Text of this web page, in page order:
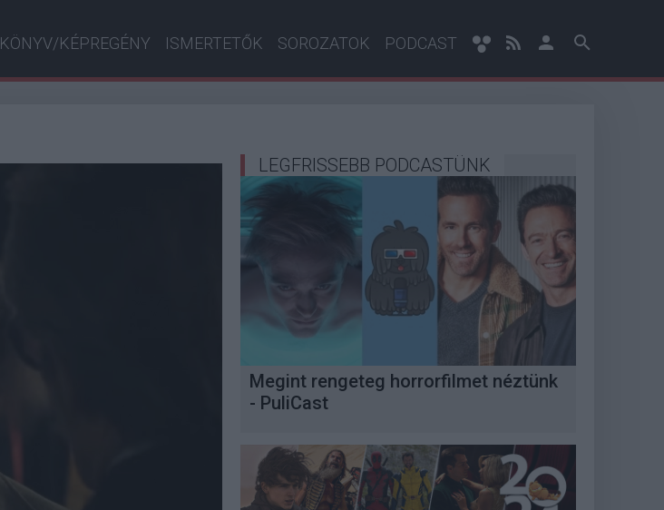
KÖNYV/KÉPREGÉNY ISMERTETŐK SOROZATOK PODCAST
LEGFRISSEBB PODCASTÜNK
Megint rengeteg horrorfilmet néztünk
- PuliCast